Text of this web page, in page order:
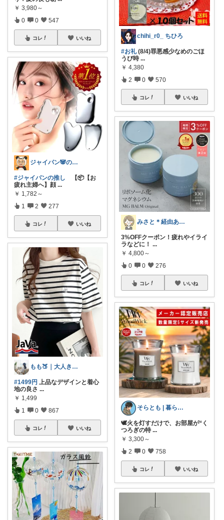
￥ 3,980～
0 0 547
コレ いいね
ジャイパン🐼の当直明け回復ROOM
#ジャイパンの推し 【📦【お
疲れ主婦へ】顔 ...
￥ 1,782～
1 2 277
コレ いいね
もも🍑｜大人きれいめファッション
#1499円 上品なデザインと着心
地の良さ ...
￥ 1,499
1 0 867
コレ いいね
chihi_r0_ ちひろ
#お礼(8/4)罪悪感少なめのごほ
うび時 ...
￥ 4,380
2 0 570
コレ いいね
みさと＊経由ありがとうございます🧡
3%OFFクーポン！疲れやイライ
ラなどに！ ...
￥ 4,800～
0 0 276
コレ いいね
そらとも | 暮らしItem🕊️朝コレ
🕊️火を灯すだけで、お部屋が“く
つろぎの特 ...
￥ 3,300～
2 0 758
コレ いいね